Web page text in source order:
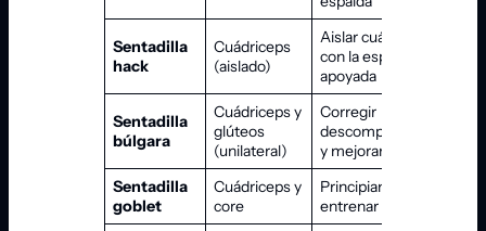
Sentadilla
hack
Cuádriceps
(aislado)
Aislar cuádriceps
con la espalda
apoyada
Sentadilla
búlgara
Cuádriceps y
glúteos
(unilateral)
Corregir
descompensaciones
y mejorar equilibrio
Sentadilla
goblet
Cuádriceps y
core
Principiantes o
entrenar en casa